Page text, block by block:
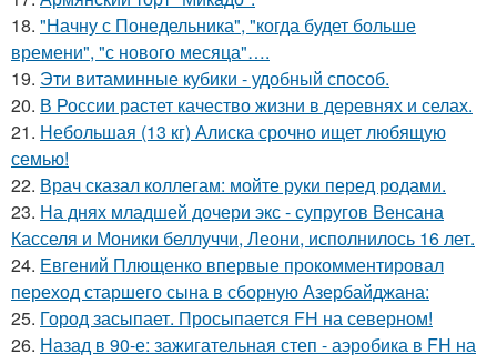
18. "Начну с Понедельника", "когда будет больше
времени", "с нового месяца"….
19. Эти витаминные кубики - удобный способ.
20. В России растет качество жизни в деревнях и селах.
21. Небольшая (13 кг) Алиска срочно ищет любящую
семью!
22. Врач сказал коллегам: мойте руки перед родами.
23. На днях младшей дочери экс - супругов Венсана
Касселя и Моники беллуччи, Леони, исполнилось 16 лет.
24. Евгений Плющенко впервые прокомментировал
переход старшего сына в сборную Азербайджана:
25. Город засыпает. Просыпается FH на северном!
26. Назад в 90-е: зажигательная степ - аэробика в FH на